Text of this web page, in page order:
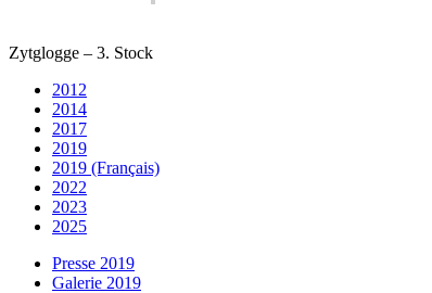
Zytglogge – 3. Stock
2012
2014
2017
2019
2019 (Français)
2022
2023
2025
Presse 2019
Galerie 2019